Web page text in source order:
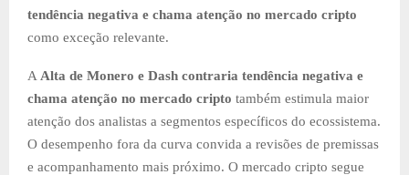
tendência negativa e chama atenção no mercado cripto
como exceção relevante.
A Alta de Monero e Dash contraria tendência negativa e
chama atenção no mercado cripto também estimula maior
atenção dos analistas a segmentos específicos do ecossistema.
O desempenho fora da curva convida a revisões de premissas
e acompanhamento mais próximo. O mercado cripto segue